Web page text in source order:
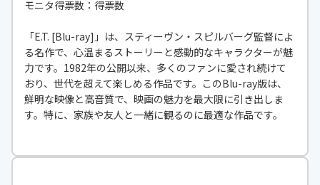
モニタ得票数：得票数
「E.T. [Blu-ray]」は、スティーヴン・スピルバーグ監督によ
る名作で、心温まるストーリーと感動的なキャラクターが魅
力です。1982年の公開以来、多くのファンに愛され続けて
おり、世代を超えて楽しめる作品です。このBlu-ray版は、
鮮明な映像と高音質で、映画の魅力を最大限に引き出しま
す。特に、家族や友人と一緒に観るのに最適な作品です。